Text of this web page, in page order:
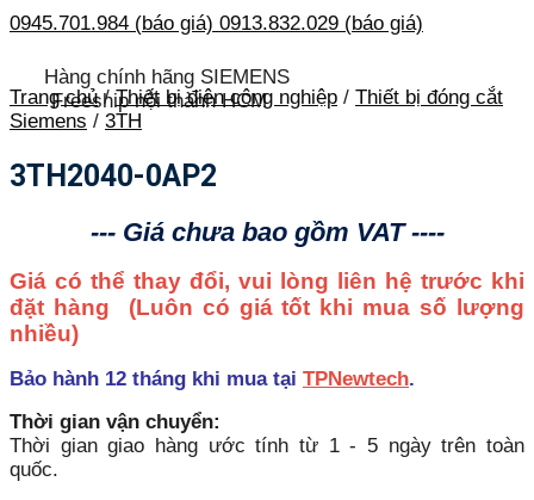
0945.701.984 (báo giá) 0913.832.029 (báo giá)
Hàng chính hãng SIEMENS
Freeship nội thành HCM
Trang chủ / Thiết bị điện công nghiệp / Thiết bị đóng cắt
Siemens / 3TH
3TH2040-0AP2
--- Giá chưa bao gồm VAT ----
Giá có thể thay đổi, vui lòng liên hệ trước khi
đặt hàng (Luôn có giá tốt khi mua số lượng
nhiều)
Bảo hành 12 tháng khi mua tại TPNewtech.
Thời gian vận chuyển:
Thời gian giao hàng ước tính từ 1 - 5 ngày trên toàn
quốc.